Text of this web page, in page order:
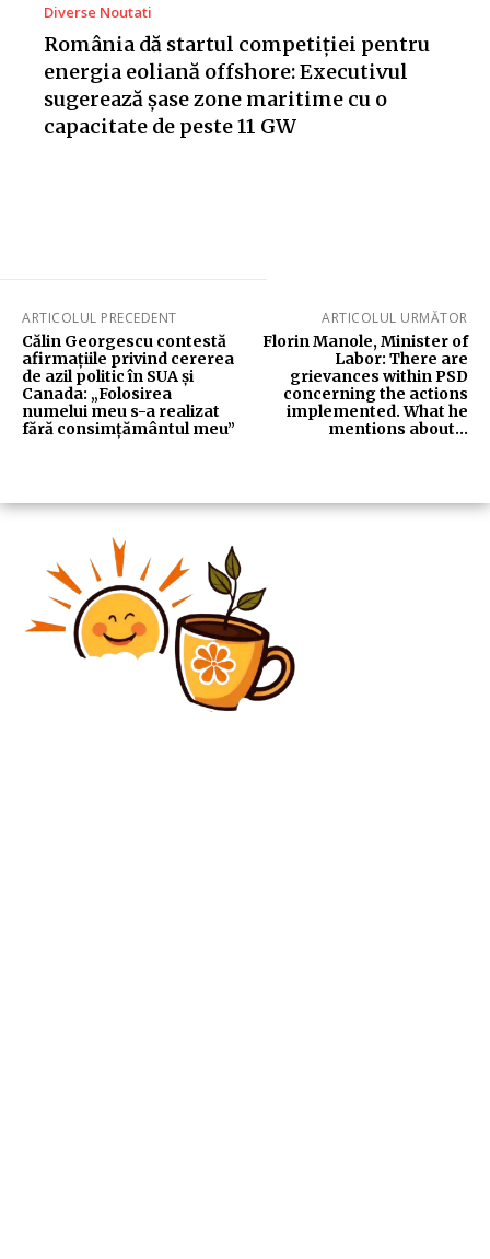
Diverse Noutati
România dă startul competiției pentru
energia eoliană offshore: Executivul
sugerează șase zone maritime cu o
capacitate de peste 11 GW
ARTICOLUL PRECEDENT
Călin Georgescu contestă
afirmațiile privind cererea
de azil politic în SUA și
Canada: „Folosirea
numelui meu s-a realizat
fără consimțământul meu”
ARTICOLUL URMĂTOR
Florin Manole, Minister of
Labor: There are
grievances within PSD
concerning the actions
implemented. What he
mentions about…